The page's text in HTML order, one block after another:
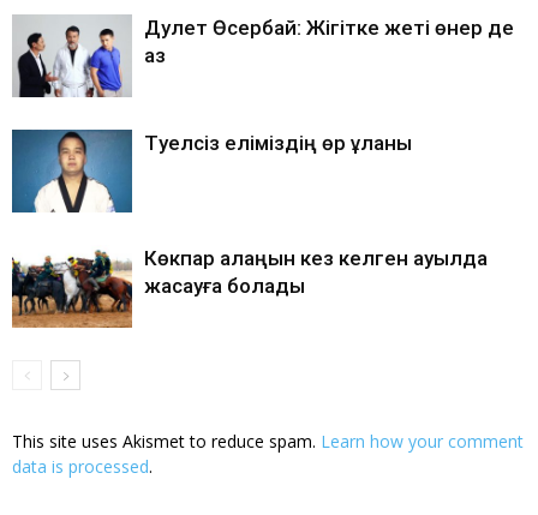
Дәулет Өсербай: Жігітке жеті өнер де
аз
Тәуелсіз еліміздің өр ұланы
Көкпар алаңын кез келген ауылда
жасауға болады
This site uses Akismet to reduce spam. Learn how your comment
data is processed.